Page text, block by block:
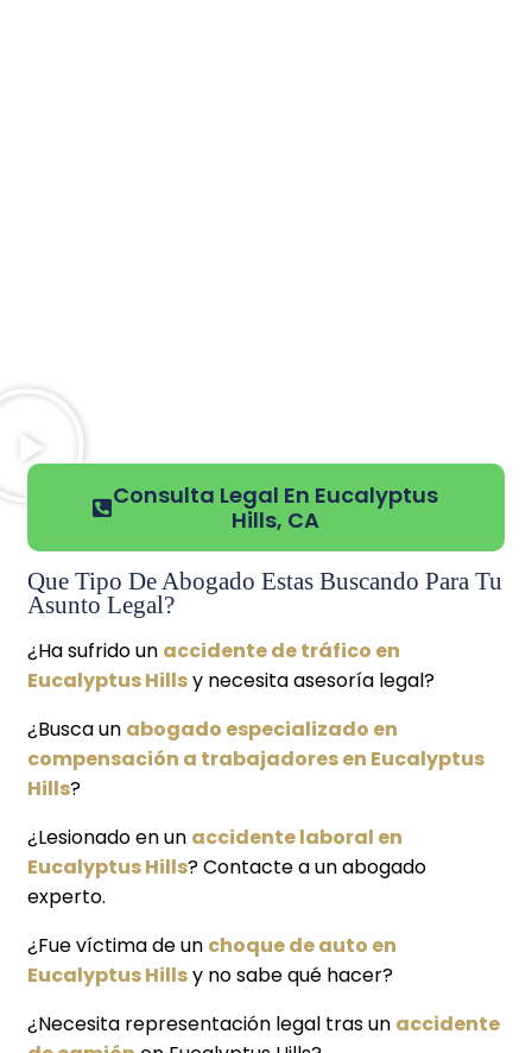
Consulta Legal En Eucalyptus
Hills, CA
Que Tipo De Abogado Estas Buscando Para Tu
Asunto Legal?
¿Ha sufrido un accidente de tráfico en
Eucalyptus Hillsy necesita asesoría legal?
¿Busca un abogado especializado en
compensación a trabajadores en Eucalyptus
Hills?
¿Lesionado en un accidente laboral en
Eucalyptus Hills? Contacte a un abogado
experto.
¿Fue víctima de un choque de auto en
Eucalyptus Hillsy no sabe qué hacer?
¿Necesita representación legal tras un accidente